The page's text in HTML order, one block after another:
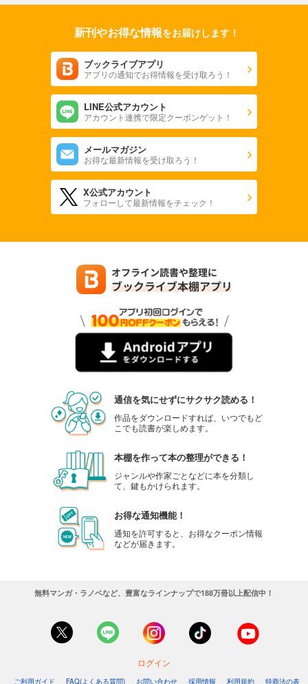
あらすじを表示する
880円 (税込)
あらすじを表示する
新刊やお得な情報をお届けします！
ブックライブアプリ
アプリの通知でお得情報を受け取ろう！
LINE公式アカウント
アカウント連携で限定クーポンゲット！
メールマガジン
お得な最新情報を受け取ろう！
X公式アカウント
フォローして最新情報をチェック！
通信を気にせずにサクサク読める！
作品をダウンロードすれば、いつでもど
こでも読書が楽しめます。
本棚を作って本の整理ができる！
ジャンルや作家ごとなどに本を分類し
て、鍵もかけられます。
お得な通知機能！
通知を許可すると、お得なクーポン情報
などが届きます。
無料マンガ・ラノベなど、豊富なラインナップで188万冊以上配信中！
ログイン
ご利用ガイド FAQ(よくある質問) お問い合わせ 採用情報 利用規約 特商法の表